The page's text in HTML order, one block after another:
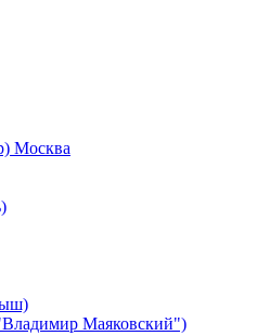
Москва
Маяковский")